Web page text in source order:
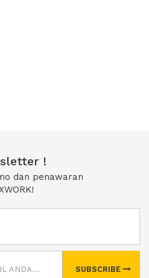
!
dan penawaran
SUBSCRIBE